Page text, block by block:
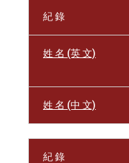
紀 錄
姓 名 (英 文)
姓 名 (中 文)
紀 錄